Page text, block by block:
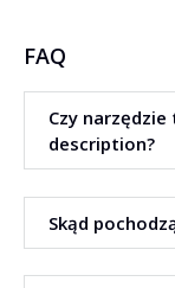
FAQ
Czy
description?
Tak. Generator
temu
Skąd
Narzędzie